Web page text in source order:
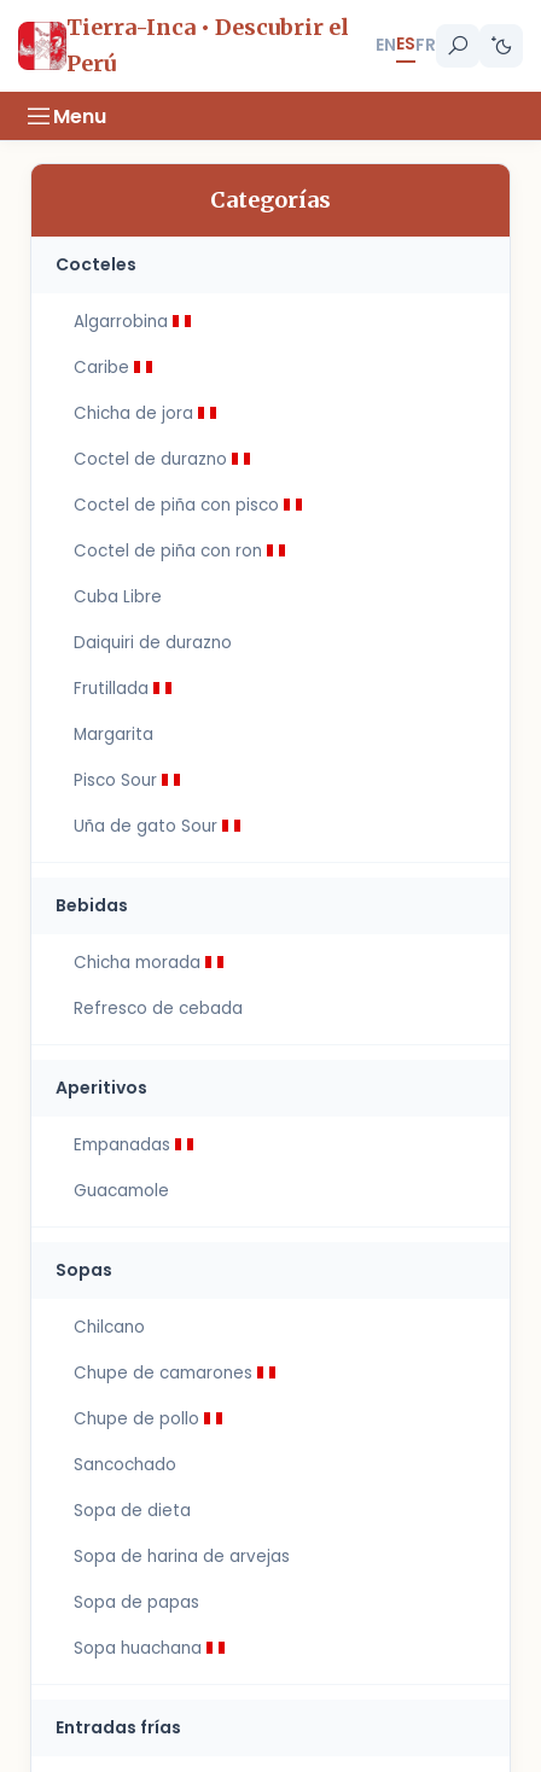
Tierra-Inca • Descubrir el
Perú
ENESFR
Menu
Categorías
Cocteles
Algarrobina
Caribe
Chicha de jora
Coctel de durazno
Coctel de piña con pisco
Coctel de piña con ron
Cuba Libre
Daiquiri de durazno
Frutillada
Margarita
Pisco Sour
Uña de gato Sour
Bebidas
Chicha morada
Refresco de cebada
Aperitivos
Empanadas
Guacamole
Sopas
Chilcano
Chupe de camarones
Chupe de pollo
Sancochado
Sopa de dieta
Sopa de harina de arvejas
Sopa de papas
Sopa huachana
Entradas frías